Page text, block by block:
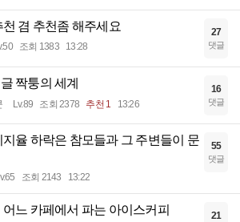
천 겸 추천좀 해주세요
조회 1383 13:28
27
댓글
짝퉁의 세계
Lv.89 조회 2378 추천 1 13:26
16
댓글
지율 하락은 참모들과 그 주변들이 문
조회 2143 13:22
55
댓글
어느 카페에서 파는 아이스커피 21